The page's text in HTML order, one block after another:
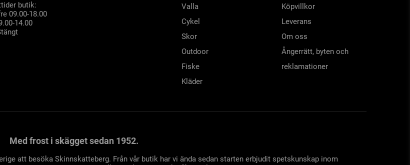
butik:
09.00-18.00
14.00
Valla
Cykel
Skor
Outdoor
Fiske
Kläder
Köpvillkor
Leverans
Om oss
Ångerrätt, byten och
reklamationer
Med frost i skägget sedan 1952.
att besöka Skinnskatteberg. Från vår butik har vi ända sedan starten erbjudit spetskunskap inom